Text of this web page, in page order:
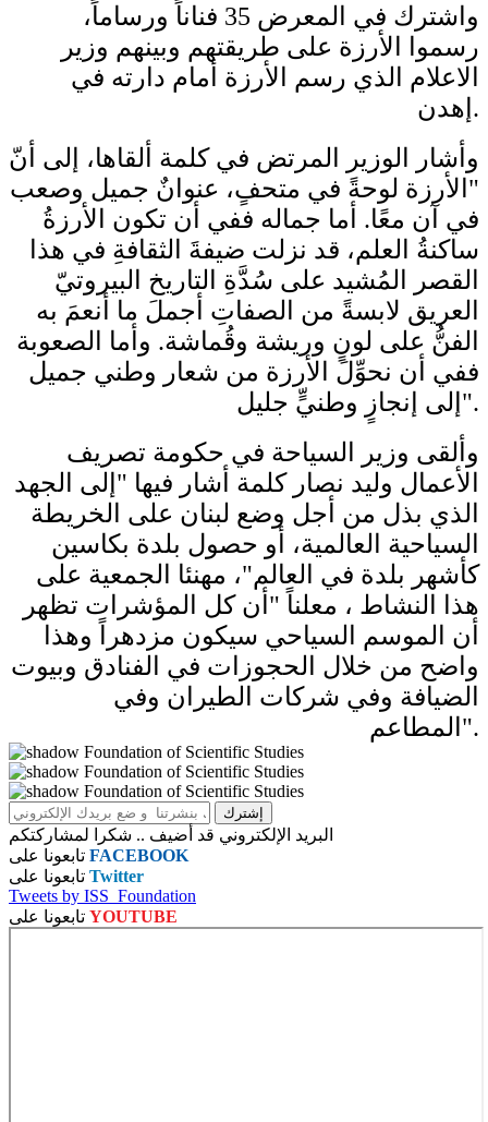
واشترك في المعرض 35 فناناً ورساماً،
رسموا الأرزة على طريقتهم وبينهم وزير
الاعلام الذي رسم الأرزة أمام دارته في
إهدن.
وأشار الوزير المرتض في كلمة ألقاها، إلى أنّ
"الأرزة لوحةً في متحفٍ، عنوانٌ جميل وصعب
في آن معًا. أما جماله ففي أن تكون الأرزةُ
ساكنةُ العلم، قد نزلت ضيفةَ الثقافةِ في هذا
القصر المُشيد على سُدَّةِ التاريخ البيروتيّ
العريق لابسةً من الصفاتِ أجملَ ما أنعمَ به
الفنُّ على لونٍ وريشة وقُماشة. وأما الصعوبة
ففي أن نحوِّلَ الأرزة من شعار وطني جميل
إلى إنجازٍ وطنيٍّ جليل".
وألقى وزير السياحة في حكومة تصريف
الأعمال وليد نصار كلمة أشار فيها "إلى الجهد
الذي بذل من أجل وضع لبنان على الخريطة
السياحية العالمية، أو حصول بلدة بكاسين
كأشهر بلدة في العالم"، مهنئا الجمعية على
هذا النشاط ، معلناً "أن كل المؤشرات تظهر
أن الموسم السياحي سيكون مزدهراً وهذا
واضح من خلال الحجوزات في الفنادق وبيوت
الضيافة وفي شركات الطيران وفي
المطاعم".
البريد الإلكتروني قد أضيف .. شكرا لمشاركتكم
FACEBOOK
Twitter
Tweets by ISS_Foundation
YOUTUBE